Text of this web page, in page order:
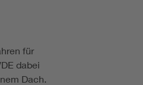
für
dabei
Dach.